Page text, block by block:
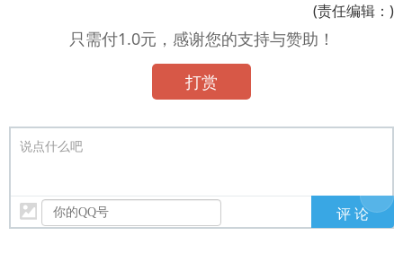
(责任编辑：)
只需付1.0元，感谢您的支持与赞助！
打赏
说点什么吧